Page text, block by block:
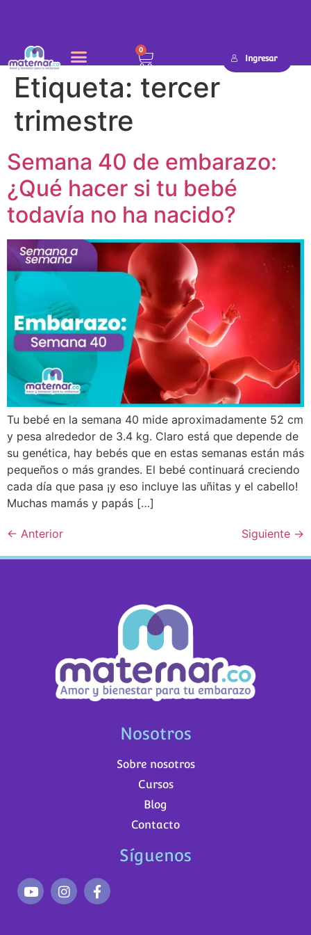
0
Ingresar
Etiqueta: tercer
trimestre
Semana 40 de embarazo:
¿Qué hacer si tu bebé
todavía no ha nacido?
Tu bebé en la semana 40 mide aproximadamente 52 cm
y pesa alrededor de 3.4 kg. Claro está que depende de
su genética, hay bebés que en estas semanas están más
pequeños o más grandes. El bebé continuará creciendo
cada día que pasa ¡y eso incluye las uñitas y el cabello!
Muchas mamás y papás […]
← Anterior Siguiente →
Nosotros
Sobre nosotros
Cursos
Blog
Contacto
Síguenos